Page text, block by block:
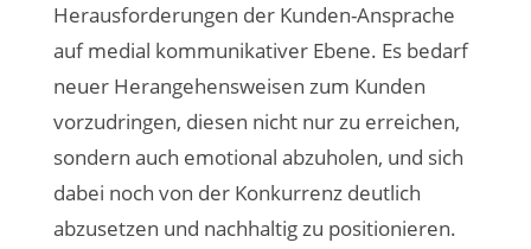
Herausforderungen der Kunden-Ansprache
auf medial kommunikativer Ebene. Es bedarf
neuer Herangehensweisen zum Kunden
vorzudringen, diesen nicht nur zu erreichen,
sondern auch emotional abzuholen, und sich
dabei noch von der Konkurrenz deutlich
abzusetzen und nachhaltig zu positionieren.